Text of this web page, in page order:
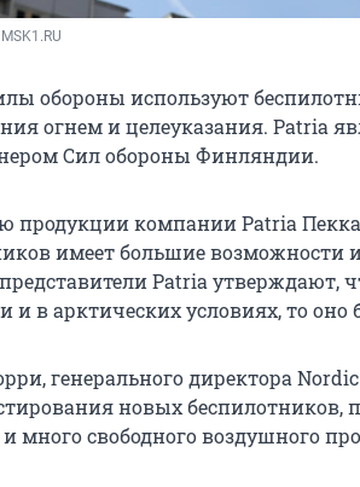
обороны используют
огнем и целеуказания. Patria
Сил обороны Финляндии.
продукции компании Patria Пекка
имеет большие возможности
Patria утверждают,
в арктических условиях, то оно
генерального директора
новых беспилотников,
много свободного воздушного